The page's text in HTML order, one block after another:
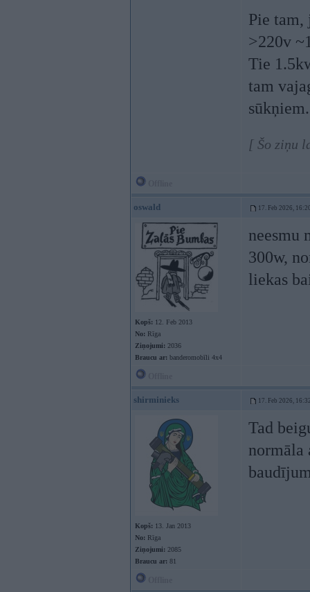
Pie tam,
>220v
Tie
tam
sūkņiem.
[ Šo ziņu
oswald 17. Feb 2026,
Kopš: 12. Feb 2013
No: Rīga
Ziņojumi: 2036
Braucu ar: banderomobīli 4x4
neesmu
300w,
liekas
shirminieks 17. Feb 2026,
Kopš: 13. Jan 2013
No: Rīga
Ziņojumi: 2085
Braucu ar: 81
Tad
normāla